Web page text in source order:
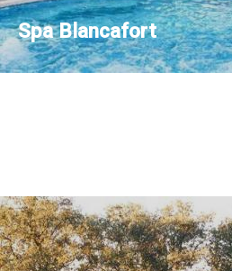
Spa Blancafort